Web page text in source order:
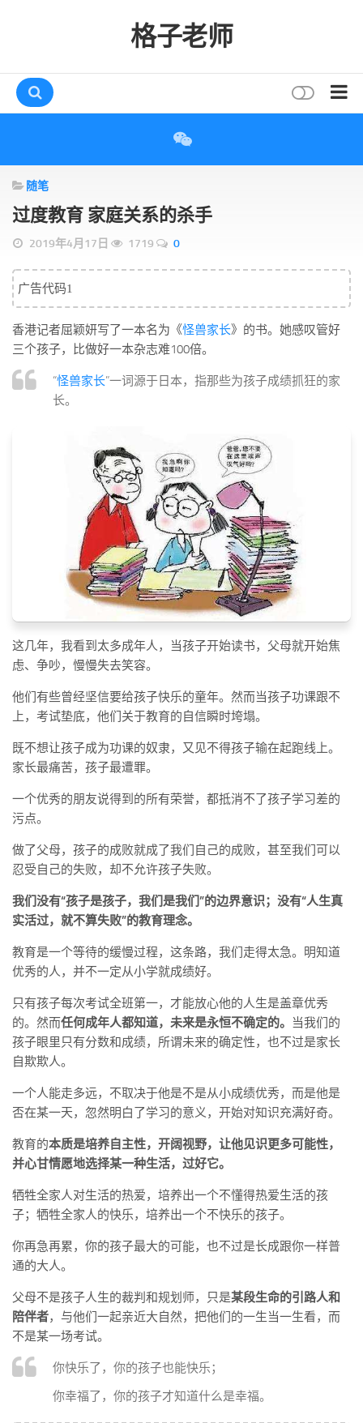
格子老师
互动
评论
打赏
读者
存档
标签
精品域名
友情链接
随笔
过度教育 家庭关系的杀手
2019年4月17日 1719 0
广告代码1
香港记者屈颖妍写了一本名为《怪兽家长》的书。她感叹管好
三个孩子，比做好一本杂志难100倍。
“怪兽家长”一词源于日本，指那些为孩子成绩抓狂的家
长。
这几年，我看到太多成年人，当孩子开始读书，父母就开始焦
虑、争吵，慢慢失去笑容。
他们有些曾经坚信要给孩子快乐的童年。然而当孩子功课跟不
上，考试垫底，他们关于教育的自信瞬时垮塌。
既不想让孩子成为功课的奴隶，又见不得孩子输在起跑线上。
家长最痛苦，孩子最遭罪。
一个优秀的朋友说得到的所有荣誉，都抵消不了孩子学习差的
污点。
做了父母，孩子的成败就成了我们自己的成败，甚至我们可以
忍受自己的失败，却不允许孩子失败。
我们没有“孩子是孩子，我们是我们”的边界意识；没有“人生真
实活过，就不算失败”的教育理念。
教育是一个等待的缓慢过程，这条路，我们走得太急。明知道
优秀的人，并不一定从小学就成绩好。
只有孩子每次考试全班第一，才能放心他的人生是盖章优秀
的。然而任何成年人都知道，未来是永恒不确定的。
当我们的
孩子眼里只有分数和成绩，所谓未来的确定性，也不过是家长
自欺欺人。
一个人能走多远，不取决于他是不是从小成绩优秀，而是他是
否在某一天，忽然明白了学习的意义，开始对知识充满好奇。
教育的本质是培养自主性，开阔视野，让他见识更多可能性，
并心甘情愿地选择某一种生活，过好它。
牺牲全家人对生活的热爱，培养出一个不懂得热爱生活的孩
子；牺牲全家人的快乐，培养出一个不快乐的孩子。
你再急再累，你的孩子最大的可能，也不过是长成跟你一样普
通的大人。
父母不是孩子人生的裁判和规划师，只是某段生命的引路人和
陪伴者，与他们一起亲近大自然，把他们的一生当一生看，而
不是某一场考试。
你快乐了，你的孩子也能快乐；
你幸福了，你的孩子才知道什么是幸福。